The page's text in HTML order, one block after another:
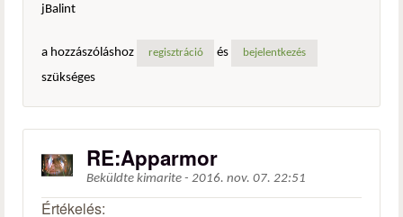
jBalint
a hozzászóláshoz regisztráció és bejelentkezés
szükséges
RE:Apparmor
Beküldte kimarite - 2016. nov. 07. 22:51
Értékelés: